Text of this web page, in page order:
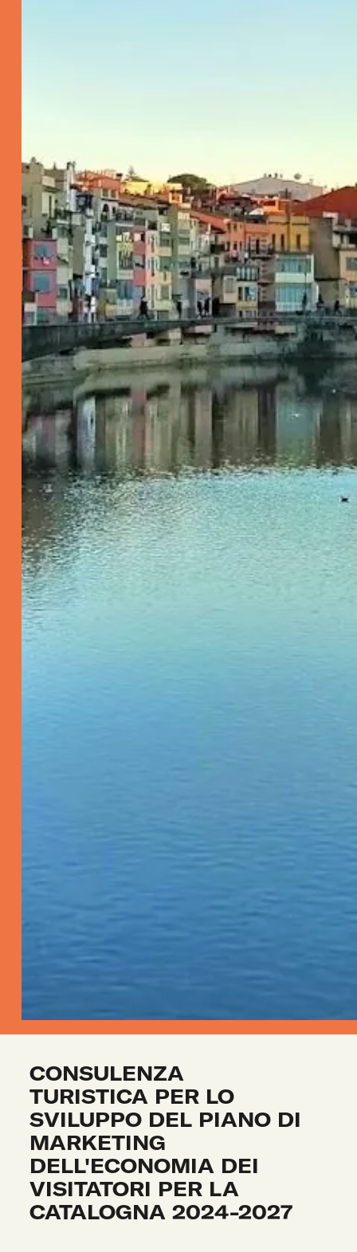
CONSULENZA
TURISTICA PER LO
SVILUPPO DEL PIANO DI
MARKETING
DELL'ECONOMIA DEI
VISITATORI PER LA
CATALOGNA 2024-2027